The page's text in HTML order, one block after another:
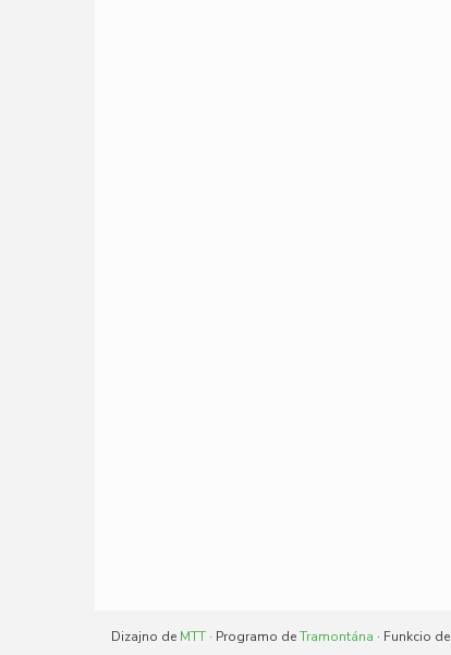
Dizajno de MTT · Programo deTramontána · Funkcio de